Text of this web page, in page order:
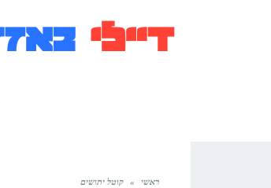
ראשי » קוטל יתושים